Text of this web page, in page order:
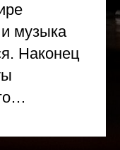
музыка
Наконец